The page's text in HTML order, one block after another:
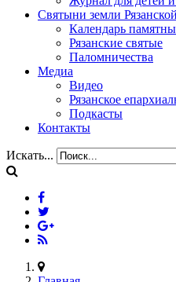
Святыни земли Рязанской
Календарь
Рязанские святые
Паломничества
Медиа
Видео
Рязанское
Подкасты
Контакты
Искать...